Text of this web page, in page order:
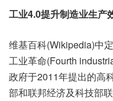
工业4.0提升制造业生产
维基百科(Wikipedia)中
工业革命(Fourth
政府于2011年提出的高
部和联邦经济及科技部